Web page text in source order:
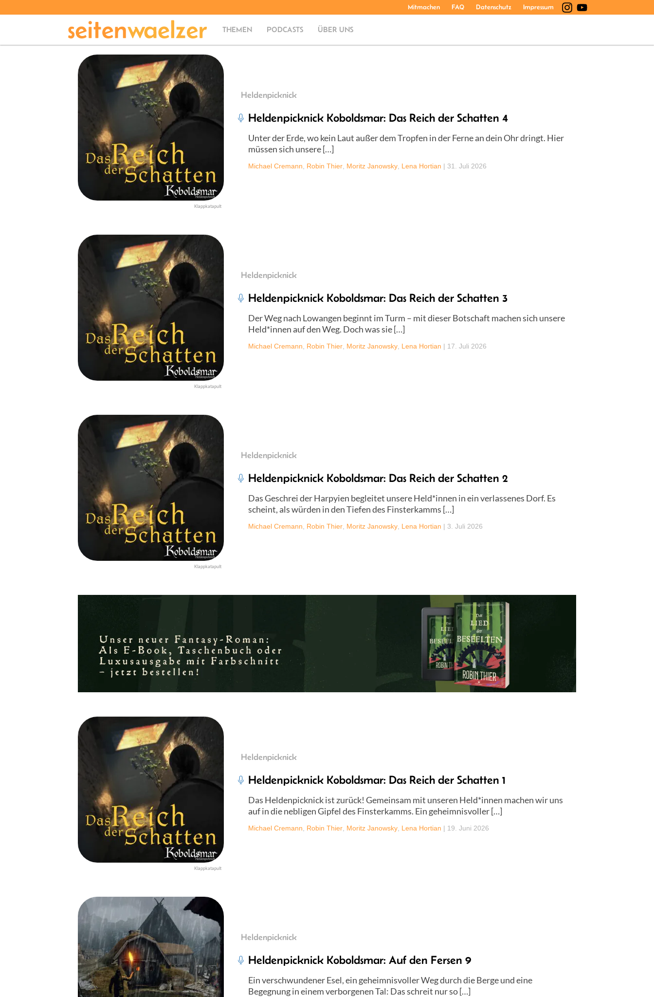
Mitmachen FAQ Datenschutz Impressum
THEMEN PODCASTS ÜBER UNS
Klappkatapult
Heldenpicknick
Heldenpicknick Koboldsmar: Das Reich der Schatten 4
Unter der Erde, wo kein Laut außer dem Tropfen in der Ferne an dein Ohr dringt. Hier
müssen sich unsere […]
Michael Cremann Robin Thier Moritz Janowsky Lena Hortian | 31. Juli 2026
Klappkatapult
Heldenpicknick
Heldenpicknick Koboldsmar: Das Reich der Schatten 3
Der Weg nach Lowangen beginnt im Turm – mit dieser Botschaft machen sich unsere
Held*innen auf den Weg. Doch was sie […]
Michael Cremann Robin Thier Moritz Janowsky Lena Hortian | 17. Juli 2026
Klappkatapult
Heldenpicknick
Heldenpicknick Koboldsmar: Das Reich der Schatten 2
Das Geschrei der Harpyien begleitet unsere Held*innen in ein verlassenes Dorf. Es
scheint, als würden in den Tiefen des Finsterkamms […]
Michael Cremann Robin Thier Moritz Janowsky Lena Hortian | 3. Juli 2026
Klappkatapult
Heldenpicknick
Heldenpicknick Koboldsmar: Das Reich der Schatten 1
Das Heldenpicknick ist zurück! Gemeinsam mit unseren Held*innen machen wir uns
auf in die nebligen Gipfel des Finsterkamms. Ein geheimnisvoller […]
Michael Cremann Robin Thier Moritz Janowsky Lena Hortian | 19. Juni 2026
Heldenpicknick
Heldenpicknick Koboldsmar: Auf den Fersen 9
Ein verschwundener Esel, ein geheimnisvoller Weg durch die Berge und eine
Begegnung in einem verborgenen Tal: Das schreit nur so […]